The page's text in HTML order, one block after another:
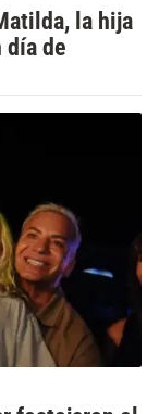
la hija
día de